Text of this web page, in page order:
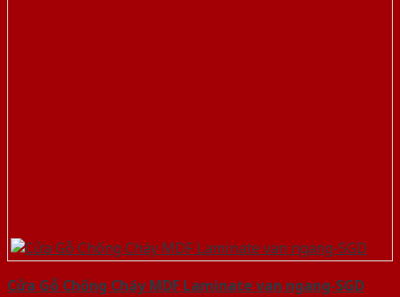
Cửa Gỗ Chống Cháy MDF Laminate van ngang-SGD